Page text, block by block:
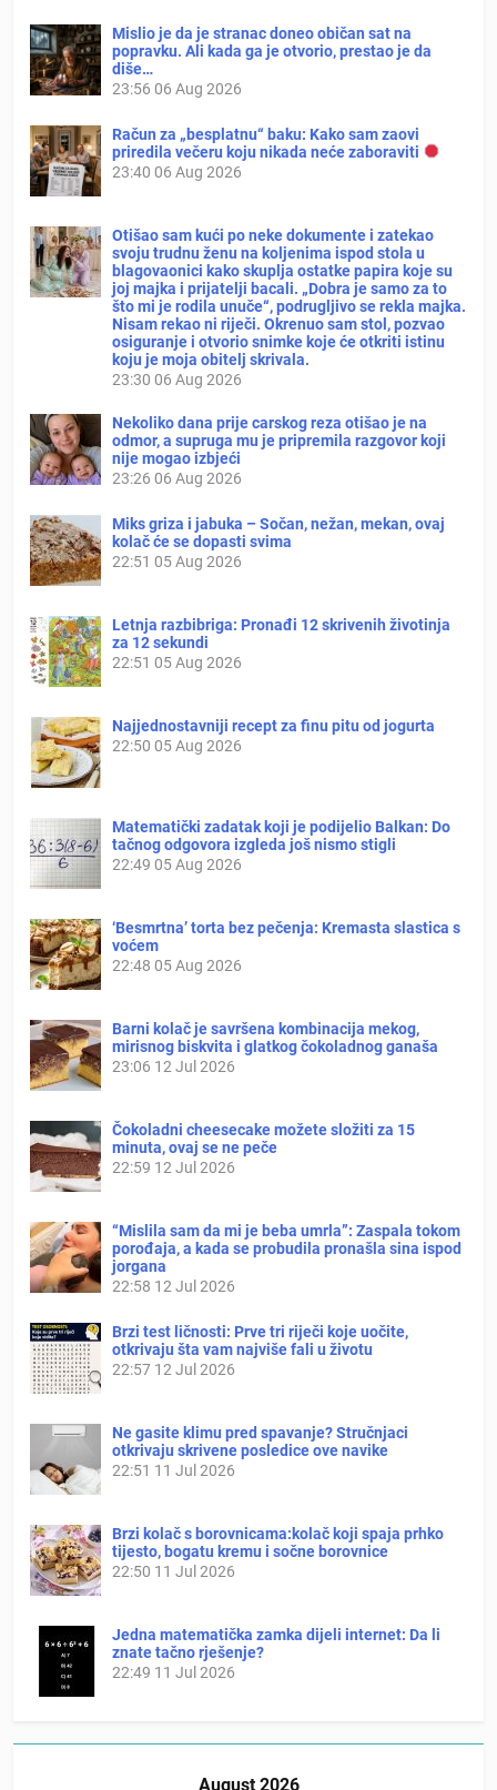
Mislio je da je stranac doneo običan sat na
popravku. Ali kada ga je otvorio, prestao je da
diše…
23:56 06 Aug 2026
Račun za „besplatnu“ baku: Kako sam zaovi
priredila večeru koju nikada neće zaboraviti
23:40 06 Aug 2026
Otišao sam kući po neke dokumente i zatekao
svoju trudnu ženu na koljenima ispod stola u
blagovaonici kako skuplja ostatke papira koje su
joj majka i prijatelji bacali. „Dobra je samo za to
što mi je rodila unuče“, podrugljivo se rekla majka.
Nisam rekao ni riječi. Okrenuo sam stol, pozvao
osiguranje i otvorio snimke koje će otkriti istinu
koju je moja obitelj skrivala.
23:30 06 Aug 2026
Nekoliko dana prije carskog reza otišao je na
odmor, a supruga mu je pripremila razgovor koji
nije mogao izbjeći
23:26 06 Aug 2026
Miks griza i jabuka – Sočan, nežan, mekan, ovaj
kolač će se dopasti svima
22:51 05 Aug 2026
Letnja razbibriga: Pronađi 12 skrivenih životinja
za 12 sekundi
22:51 05 Aug 2026
Najjednostavniji recept za finu pitu od jogurta
22:50 05 Aug 2026
Matematički zadatak koji je podijelio Balkan: Do
tačnog odgovora izgleda još nismo stigli
22:49 05 Aug 2026
‘Besmrtna’ torta bez pečenja: Kremasta slastica s
voćem
22:48 05 Aug 2026
Barni kolač je savršena kombinacija mekog,
mirisnog biskvita i glatkog čokoladnog ganaša
23:06 12 Jul 2026
Čokoladni cheesecake možete složiti za 15
minuta, ovaj se ne peče
22:59 12 Jul 2026
“Mislila sam da mi je beba umrla”: Zaspala tokom
porođaja, a kada se probudila pronašla sina ispod
jorgana
22:58 12 Jul 2026
Brzi test ličnosti: Prve tri riječi koje uočite,
otkrivaju šta vam najviše fali u životu
22:57 12 Jul 2026
Ne gasite klimu pred spavanje? Stručnjaci
otkrivaju skrivene posledice ove navike
22:51 11 Jul 2026
Brzi kolač s borovnicama:kolač koji spaja prhko
tijesto, bogatu kremu i sočne borovnice
22:50 11 Jul 2026
Jedna matematička zamka dijeli internet: Da li
znate tačno rješenje?
22:49 11 Jul 2026
August 2026